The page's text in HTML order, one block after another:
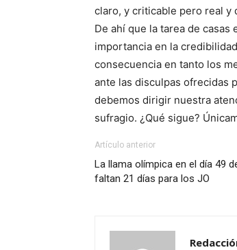
claro, y criticable pero real y
De ahí que la tarea de
importancia en la
consecuencia en tanto los
ante las disculpas ofrecidas
debemos dirigir nuestra
sufragio. ¿Qué sigue?
Artículo anterior
La llama olímpica en el día 49
faltan 21 días para los JO